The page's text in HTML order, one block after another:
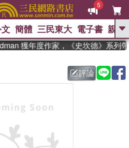
5
GO
父親節 、 如果歷
暑期推薦 、 國際布克
偉大的迷走神經
簡體 三民東大 電子書 親子
獲年度作家，《史坎德》系列帶
評論